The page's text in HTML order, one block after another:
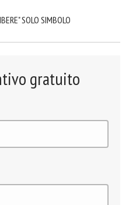
SOLO SIMBOLO
gratuito